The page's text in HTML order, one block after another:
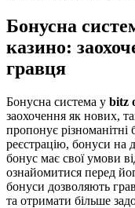
Бонусна
казино:
гравця
Бонусна система у bitz
заохочення як нових,
пропонує
реєстрацію, бонуси на
бонус має свої умови
ознайомитися перед
бонуси дозволяють
та отримати більше